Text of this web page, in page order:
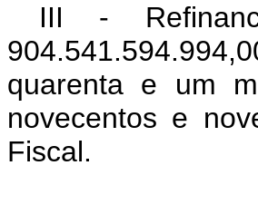
III -
quarenta e um
novecentos e
Fiscal.